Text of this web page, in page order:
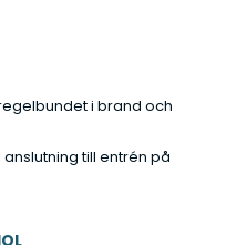
i brand och
till entrén på